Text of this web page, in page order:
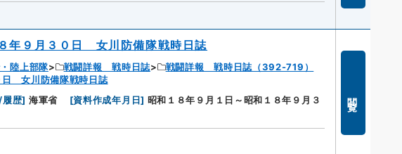
年９月３０日 女川防備隊戦時日誌
陸上部隊 戦闘詳報 戦時日誌
戦闘詳報 戦時日誌（392-719）
日 女川防備隊戦時日誌
履歴] 海軍省 [資料作成年月日] 昭和１８年９月１日～昭和１８年９月３